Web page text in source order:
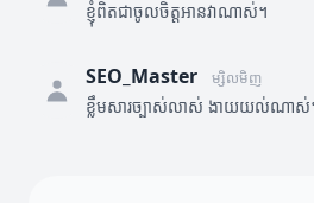
ខ្ញុំពិតជាចូលចិត្តអានវាណាស់។
SEO_Master ម្សិលមិញ
ខ្លឹមសារច្បាស់លាស់ ងាយយល់ណាស់